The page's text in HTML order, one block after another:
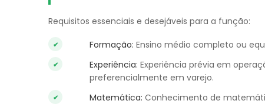
Requisitos essenciais e desejáveis para a função:
Formação: Ensino médio completo ou
Experiência: Experiência prévia em
preferencialmente em varejo.
Matemática: Conhecimento de